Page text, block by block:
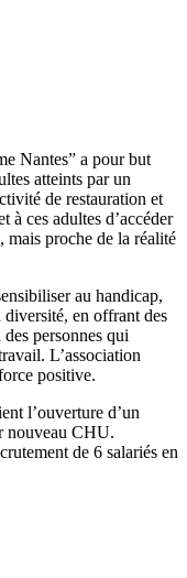
Nantes” a pour but
atteints par un
de restauration et
à ces adultes d’accéder
mais proche de la réalité
au handicap,
diversité, en offrant des
personnes qui
L’association
positive.
l’ouverture d’un
nouveau CHU.
de 6 salariés en